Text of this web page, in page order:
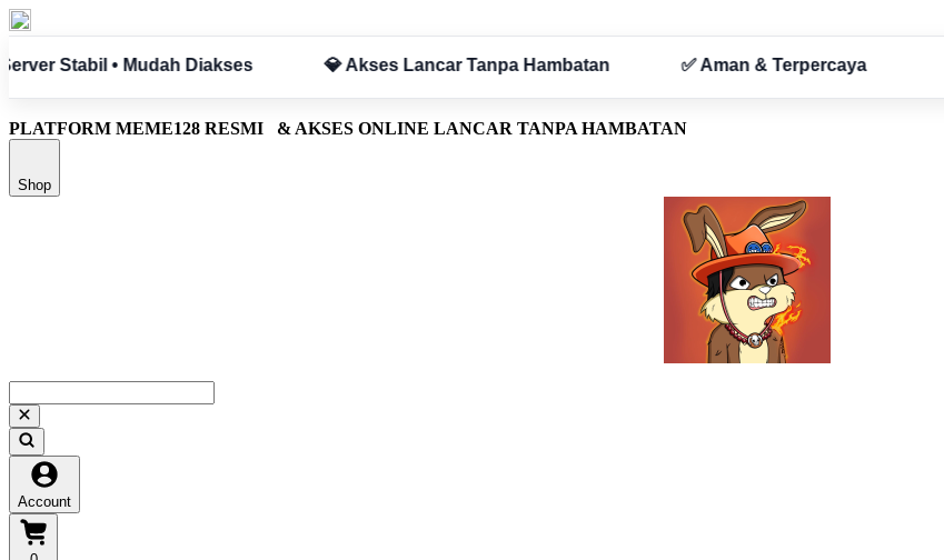
Hambatan ✅ Aman & Terpercaya
PLATFORM MEME128 RESMI & AKSES ONLINE LANCAR TANPA HAMBATAN
Shop
Account